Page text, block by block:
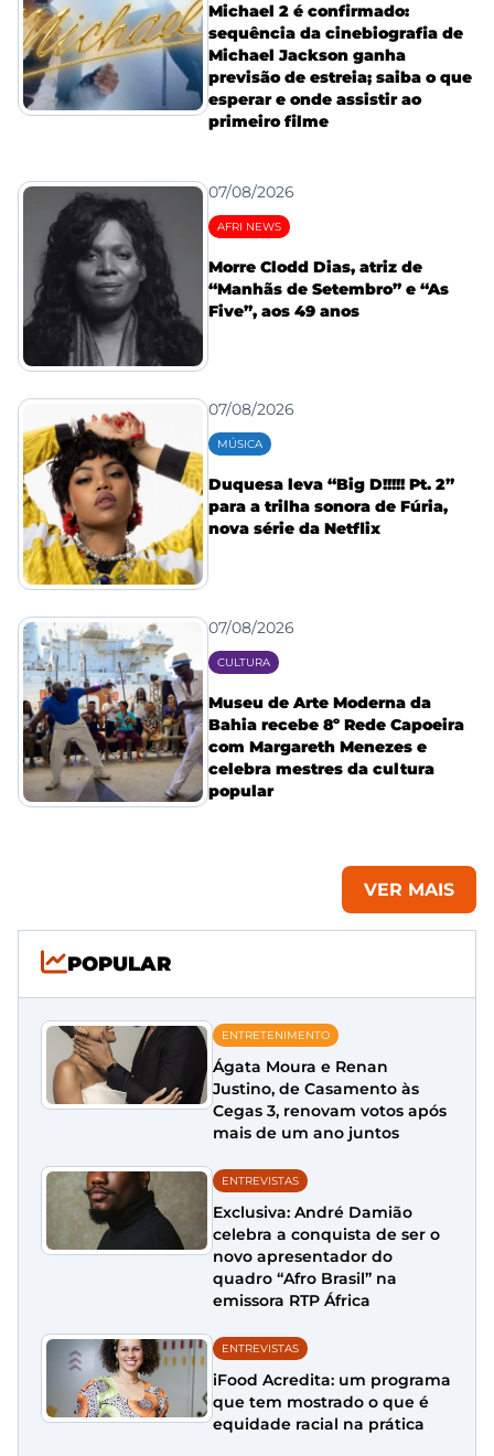
Michael 2 é confirmado:
sequência da cinebiografia de
Michael Jackson ganha
previsão de estreia; saiba o que
esperar e onde assistir ao
primeiro filme
07/08/2026
AFRI NEWS
Morre Clodd Dias, atriz de
“Manhãs de Setembro” e “As
Five”, aos 49 anos
07/08/2026
MÚSICA
Duquesa leva “Big D!!!!! Pt. 2”
para a trilha sonora de Fúria,
nova série da Netflix
07/08/2026
CULTURA
Museu de Arte Moderna da
Bahia recebe 8º Rede Capoeira
com Margareth Menezes e
celebra mestres da cultura
popular
VER MAIS
POPULAR
ENTRETENIMENTO
Ágata Moura e Renan
Justino, de Casamento às
Cegas 3, renovam votos após
mais de um ano juntos
ENTREVISTAS
Exclusiva: André Damião
celebra a conquista de ser o
novo apresentador do
quadro “Afro Brasil” na
emissora RTP África
ENTREVISTAS
iFood Acredita: um programa
que tem mostrado o que é
equidade racial na prática